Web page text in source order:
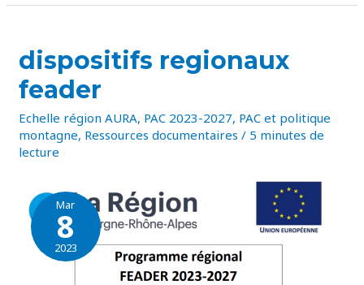
dispositifs regionaux
feader
Echelle région AURA, PAC 2023-2027, PAC et politique
montagne, Ressources documentaires / 5 minutes de
lecture
Mar
8
2023
DISPOSITIFS
REGIONAUX
FEADER